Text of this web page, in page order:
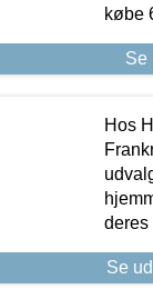
købe
Se
Hos
deres
Se